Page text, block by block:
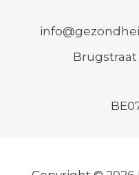
Brugstraat